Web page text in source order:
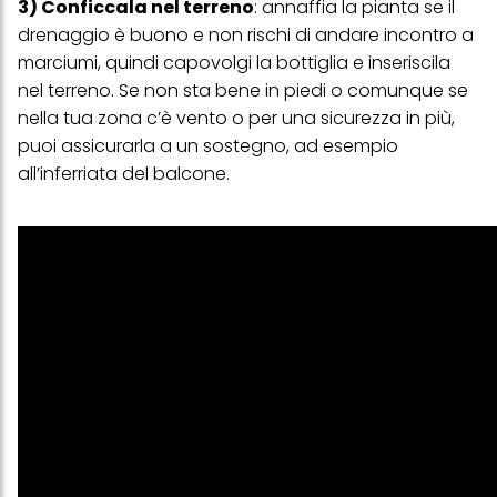
3) Conficcala nel terreno: annaffia la pianta se il
drenaggio è buono e non rischi di andare incontro a
marciumi, quindi capovolgi la bottiglia e inseriscila
nel terreno. Se non sta bene in piedi o comunque se
nella tua zona c’è vento o per una sicurezza in più,
puoi assicurarla a un sostegno, ad esempio
all’inferriata del balcone.